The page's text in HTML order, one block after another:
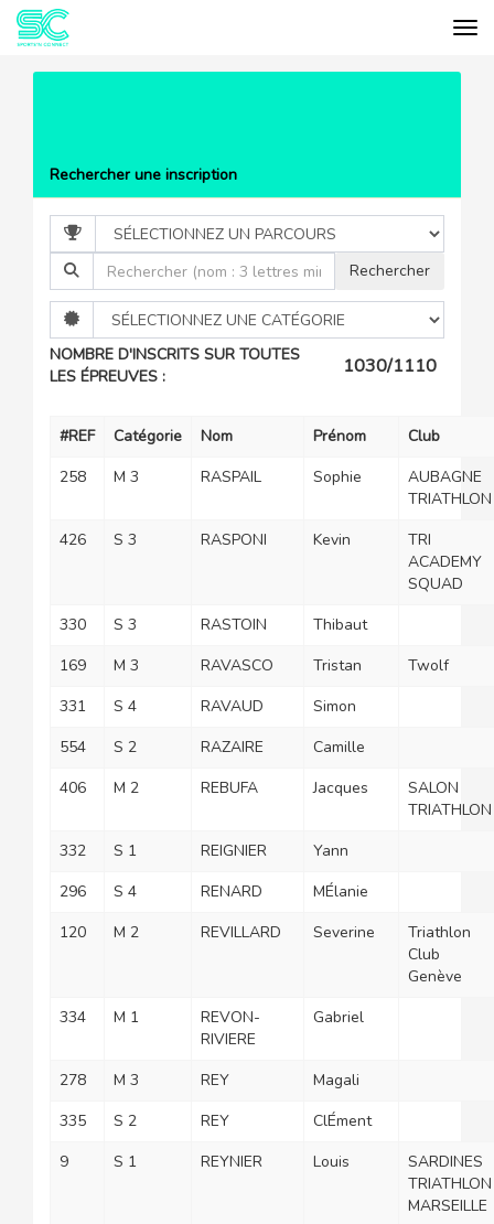
Rechercher une inscription
NOMBRE D'INSCRITS SUR TOUTES
LES ÉPREUVES :
1030/1110
#REF Catégorie Nom Prénom
Club
258
M 3 RASPAIL Sophie
AUBAGNE
TRIATHLON
426
S 3 RASPONI Kevin
TRI
ACADEMY
SQUAD
330
S 3 RASTOIN
Thibaut
169
M 3 RAVASCO Tristan
Twolf
331
S 4 RAVAUD
Simon
554
S 2 RAZAIRE
Camille
406
M 2 REBUFA Jacques
SALON
TRIATHLON
332
S 1 REIGNIER
Yann
296
S 4 RENARD
MÉlanie
120
M 2 REVILLARD Severine
Triathlon
Club
Genève
334
M 1
REVON-
RIVIERE
Gabriel
278 M 3 REY
Magali
335
S 2 REY
ClÉment
9
S 1 REYNIER Louis
SARDINES
TRIATHLON
MARSEILLE